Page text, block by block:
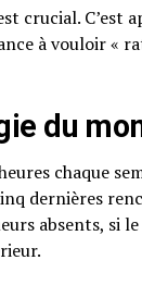
crucial. C’est
à vouloir «
du
chaque
dernières
absents, si